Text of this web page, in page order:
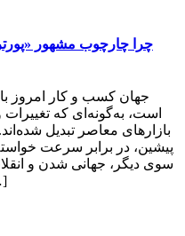
چرا چارچوب مشهور
جهان کسب و کار امروز
است، به‌گونه‌ای که
بازارهای معاصر تبدیل
پیشین، در برابر سرعت
سوی دیگر، جهانی ‌شدن و
در حال